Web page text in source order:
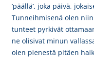
’päällä’, joka päivä,
Tunneihmisenä olen
tunteet pyrkivät
ne olisivat minun
olen pienestä pitäen